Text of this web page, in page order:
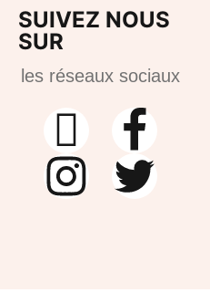
Choix
Programme bien vieillir
Objectif prévention
50,00
SUIVEZ NOUS
SUR
les réseaux sociaux